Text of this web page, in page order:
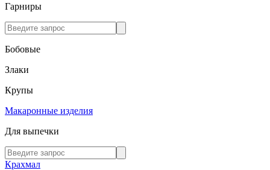
Гарниры
Бобовые
Злаки
Крупы
Макаронные изделия
Для выпечки
Крахмал